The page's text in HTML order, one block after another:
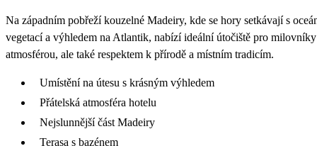
Na západním pobřeží kouzelné Madeiry, kde se hory setkávají s
vegetací a výhledem na Atlantik, nabízí ideální útočiště pro
atmosférou, ale také respektem k přírodě a místním tradicím.
Umístění na útesu s krásným výhledem
Přátelská atmosféra hotelu
Nejslunnější část Madeiry
Terasa s bazénem